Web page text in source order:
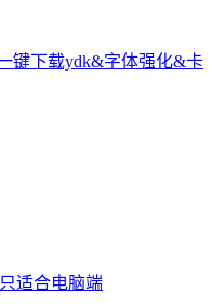
键下载ydk&字体强化&卡
适合电脑端